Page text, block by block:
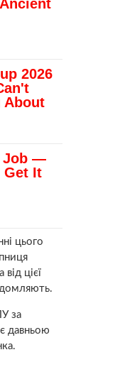
цього
цієї
за
давньою